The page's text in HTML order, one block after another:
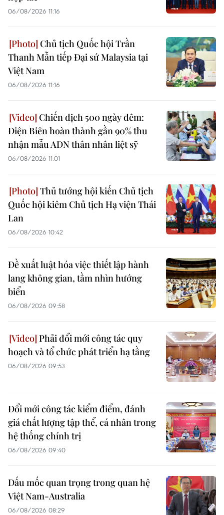
06/08/2026 11:16
Chủ tịch Quốc hội Trần
Thanh Mẫn tiếp Đại sứ Malaysia tại
Việt Nam
06/08/2026 11:16
Chiến dịch 500 ngày đêm:
Điện Biên hoàn thành gần 90% thu
nhận mẫu ADN thân nhân liệt sỹ
06/08/2026 11:01
Thủ tướng hội kiến Chủ tịch
Quốc hội kiêm Chủ tịch Hạ viện Thái
Lan
06/08/2026 10:42
Đề xuất luật hóa việc thiết lập hành
lang không gian, tầm nhìn hướng
biển
06/08/2026 09:58
Phải đổi mới công tác quy
hoạch và tổ chức phát triển hạ tầng
06/08/2026 09:53
Đổi mới công tác kiểm điểm, đánh
giá chất lượng tập thể, cá nhân trong
hệ thống chính trị
06/08/2026 09:40
Dấu mốc quan trọng trong quan hệ
Việt Nam-Australia
06/08/2026 08:29